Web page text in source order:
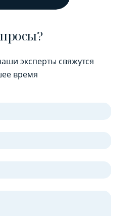
эксперты свяжутся
время